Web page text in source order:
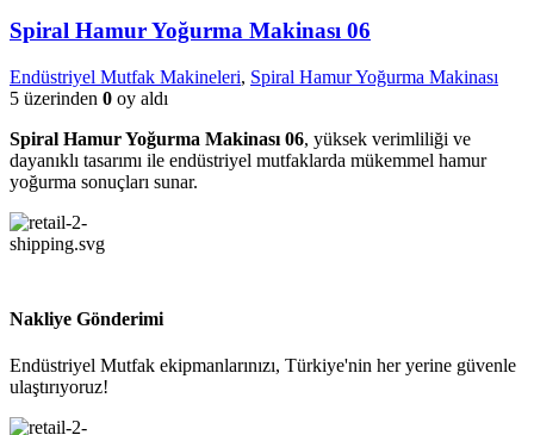
Spiral Hamur Yoğurma Makinası 06
Endüstriyel Mutfak Makineleri, Spiral Hamur Yoğurma Makinası
5 üzerinden 0 oy aldı
Spiral Hamur Yoğurma Makinası 06, yüksek verimliliği ve
dayanıklı tasarımı ile endüstriyel mutfaklarda mükemmel hamur
yoğurma sonuçları sunar.
Nakliye Gönderimi
Endüstriyel Mutfak ekipmanlarınızı, Türkiye'nin her yerine güvenle
ulaştırıyoruz!